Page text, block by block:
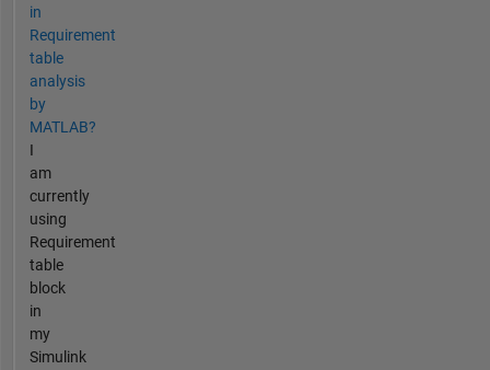
in
Requirement
table
analysis
by
MATLAB?
I
am
currently
using
Requirement
table
block
in
my
Simulink